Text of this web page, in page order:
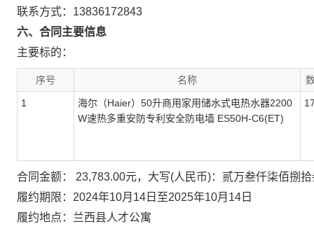
联系方式：13836172843
六、合同主要信息
主要标的：
序号 名称
1
海尔（Haier）50升商用家用储水式电热水器2200
W速热多重安防专利安全防电墙 ES50H-C6(ET)
合同金额： 23,783.00元，大写(人民币)：贰万叁仟柒佰捌
履约期限：2024年10月14日至2025年10月14日
履约地点：兰西县人才公寓